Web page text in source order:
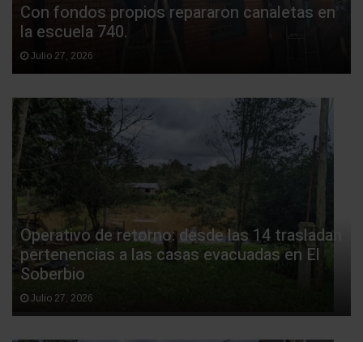
Con fondos propios repararon canaletas en
la escuela 740.
Julio 27, 2026
Operativo de retorno: desde las 14 trasladan
pertenencias a las casas evacuadas en El
Soberbio
Julio 27, 2026